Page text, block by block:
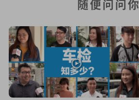
随便问问你